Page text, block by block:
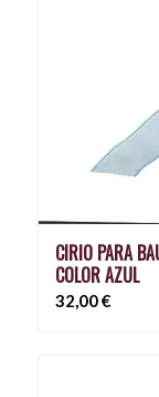
CIRIO PARA
COLOR AZUL
32,00€